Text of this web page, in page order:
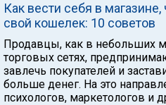
Как вести себя в
свой кошелек: 10 советов
Продавцы, как в небольших
торговых сетях,
завлечь покупателей и
больше денег. На это
психологов, маркетологов и